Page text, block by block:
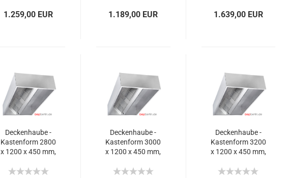
1.259,00 EUR 1.189,00 EUR 1.639,00 EUR
Deckenhaube -
Kastenform 2800
x 1200 x 450 mm,
Deckenhaube -
Kastenform 3000
x 1200 x 450 mm,
Deckenhaube -
Kastenform 3200
x 1200 x 450 mm,